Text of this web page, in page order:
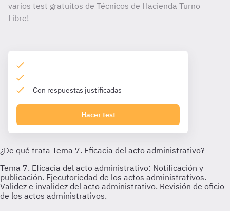
varios test gratuitos de Técnicos de Hacienda Turno
Libre!
Con respuestas justificadas
Hacer test